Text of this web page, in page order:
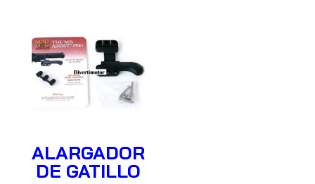
ALARGADOR
DE GATILLO